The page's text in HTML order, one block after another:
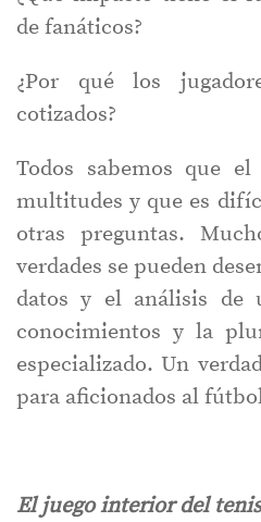
de fanáticos?
¿Por qué los
cotizados?
Todos sabemos que
multitudes y que es
otras preguntas.
verdades se pueden
datos y el análisis de
conocimientos y la
especializado. Un
para aficionados al
El juego interior del tenis